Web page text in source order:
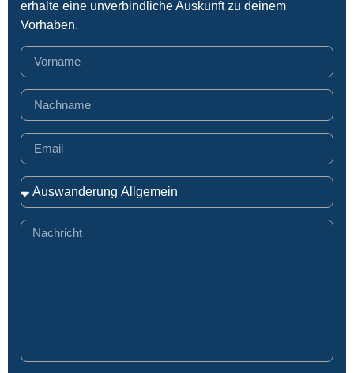
erhalte eine unverbindliche Auskunft zu deinem
Vorhaben.